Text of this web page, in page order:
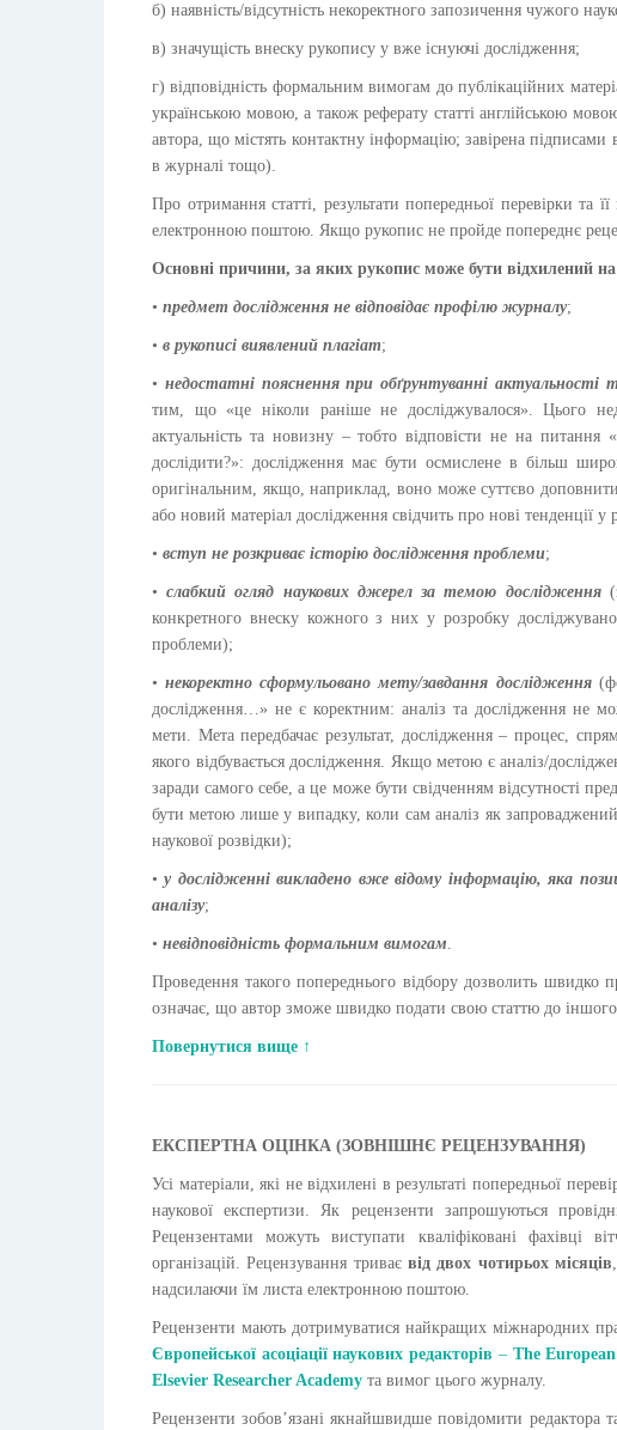
б) наявність/відсутність некоректного запозичення чужого
в) значущість внеску рукопису у вже існуючі дослідження;
г) відповідність формальним вимогам до публікаційних
українською мовою, а також реферату статті англійською
автора, що містять контактну інформацію; завірена підписами
в журналі тощо).
Про отримання статті, результати попередньої перевірки та
електронною поштою. Якщо рукопис не пройде попереднє
Основні причини, за яких рукопис може бути відхилений на
• предмет дослідження не відповідає профілю журналу;
• в рукописі виявлений плагіат;
• недостатні пояснення при обґрунтуванні актуальності
тим, що «це ніколи раніше не досліджувалося». Цього
актуальність та новизну – тобто відповісти не на
дослідити?»: дослідження має бути осмислене в більш
оригінальним, якщо, наприклад, воно може суттєво
або новий матеріал дослідження свідчить про нові тенденції
• вступ не розкриває історію дослідження проблеми;
•слабкий огляд наукових джерел за темою дослідження
конкретного внеску кожного з них у розробку
проблеми);
•некоректно сформульовано мету/завдання дослідження
дослідження…» не є коректним: аналіз та дослідження не
мети. Мета передбачає результат, дослідження – процес,
якого відбувається дослідження. Якщо метою є аналіз/
заради самого себе, а це може бути свідченням відсутності
бути метою лише у випадку, коли сам аналіз як
наукової розвідки);
•у дослідженні викладено вже відому інформацію, яка
аналізу;
• невідповідність формальним вимогам.
Проведення такого попереднього відбору дозволить
означає, що автор зможе швидко подати свою статтю до
Повернутися вище ↑
ЕКСПЕРТНА ОЦІНКА (ЗОВНІШНЄ РЕЦЕНЗУВАННЯ)
Усі матеріали, які не відхилені в результаті попередньої
наукової експертизи. Як рецензенти запрошуються
Рецензентами можуть виступати кваліфіковані фахівці
організацій. Рецензування триваєвід двох чотирьох місяців
надсилаючи їм листа електронною поштою.
Рецензенти мають дотримуватися найкращих міжнародних
Європейської асоціації наукових редакторів –The European
Elsevier Researcher Academy та вимог цього журналу.
Рецензенти зобов’язані якнайшвидше повідомити редактора